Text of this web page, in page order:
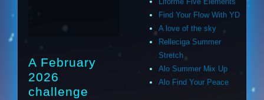
A February
2026
challenge
Find Your Flow With YD
A love of the sky
Relleciga Summer
Stretch
Alo Summer Mix Up
Alo Find Your Peace